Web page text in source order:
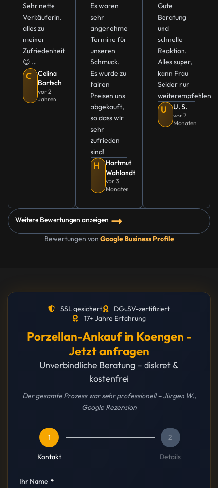
Sehr nette
Verkäuferin,
alles zu
meiner
Zufriedenheit
😊 …
C
Celina
Bartsch
vor 2
Jahren
Es waren
sehr
angenehme
Termine für
unseren
Schmuck.
Es wurde zu
fairen
Preisen uns
abgekauft,
so dass wir
sehr
zufrieden
sind!
H
Hartmut
Wahlandt
vor 3
Monaten
Gute
Beratung
und
schnelle
Reaktion.
Alles super,
kann Frau
Seider nur
weiterempfehlen
U U. S.
vor 7
Monaten
Weitere Bewertungen anzeigen
Bewertungen von Google Business Profile
SSL gesichert
DGuSV-zertifiziert
17+ Jahre Erfahrung
Porzellan-Ankauf in Koengen -
Jetzt anfragen
Unverbindliche Beratung – diskret &
kostenfrei
Der gesamte Prozess war sehr professionell – Jürgen W.,
Google Rezension
1
Kontakt
2
Details
Ihr Name